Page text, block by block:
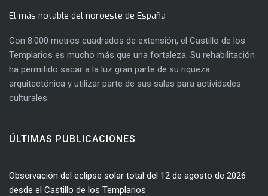
El más notable del noroeste de España
Con 8.000 metros cuadrados de extensión, el Castillo de los
Templarios es mucho más que una fortaleza. Su rehabilitación
ha permitido sacar a la luz gran parte de su riqueza
arquitectónica y utilizar parte de sus salas para actividades
culturales.
ÚLTIMAS PUBLICACIONES
Observación del eclipse solar total del 12 de agosto de 2026
desde el Castillo de los Templarios